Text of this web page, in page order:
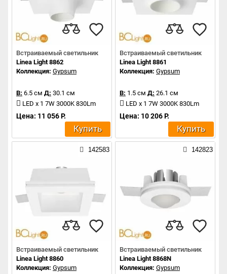
Встраиваемый светильник
Linea Light 8862
Коллекция: Gypsum
В: 6.5 см Д: 30.1 см
LED x 1 7W 3000K 830Lm
Цена: 11 056 Р.
Купить
Встраиваемый светильник
Linea Light 8861
Коллекция: Gypsum
В: 1.5 см Д: 26.1 см
LED x 1 7W 3000K 830Lm
Цена: 10 206 Р.
Купить
142583
Встраиваемый светильник
Linea Light 8860
Коллекция: Gypsum
142823
Встраиваемый светильник
Linea Light 8868N
Коллекция: Gypsum